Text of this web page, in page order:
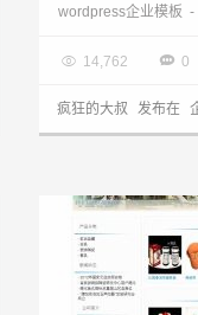
wordpress企业模板 -
 14,762  0
疯狂的大叔 发布在